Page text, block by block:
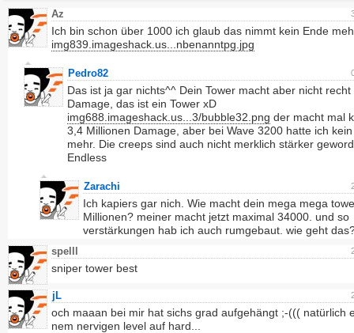
Az
Ich bin schon über 1000 ich glaub das nimmt kein Ende
img839.imageshack.us...nbenanntpg.jpg
Pedro82
Das ist ja gar nichts^^ Dein Tower macht aber nicht recht
Damage, das ist ein Tower xD
img688.imageshack.us...3/bubble32.png der macht mal
3,4 Millionen Damage, aber bei Wave 3200 hatte ich
mehr. Die creeps sind auch nicht merklich stärker
Endless
Zarachi
Ich kapiers gar nich. Wie macht dein mega mega
Millionen? meiner macht jetzt maximal 34000. und so
verstärkungen hab ich auch rumgebaut. wie geht
spelll
sniper tower best
jL
och maaan bei mir hat sichs grad aufgehängt ;-((( natürlich
nem nervigen level auf hard...